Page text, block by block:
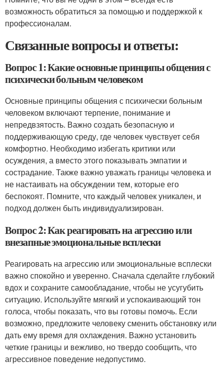
возможность обратиться за помощью и поддержкой к
профессионалам.
Связанные вопросы и ответы:
Вопрос 1: Какие основные принципы общения с
психически больным человеком
Основные принципы общения с психически больным
человеком включают терпение, понимание и
непредвзятость. Важно создать безопасную и
поддерживающую среду, где человек чувствует себя
комфортно. Необходимо избегать критики или
осуждения, а вместо этого показывать эмпатии и
сострадание. Также важно уважать границы человека и
не настаивать на обсуждении тем, которые его
беспокоят. Помните, что каждый человек уникален, и
подход должен быть индивидуализирован.
Вопрос 2: Как реагировать на агрессию или
внезапные эмоциональные всплески
Реагировать на агрессию или эмоциональные всплески
важно спокойно и уверенно. Сначала сделайте глубокий
вдох и сохраните самообладание, чтобы не усугубить
ситуацию. Используйте мягкий и успокаивающий тон
голоса, чтобы показать, что вы готовы помочь. Если
возможно, предложите человеку сменить обстановку или
дать ему время для охлаждения. Важно установить
четкие границы и вежливо, но твердо сообщить, что
агрессивное поведение недопустимо.